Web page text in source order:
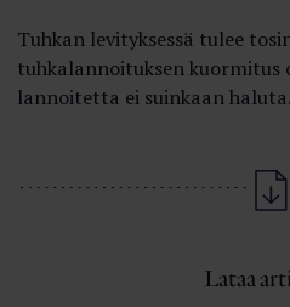
Tuhkan levityksessä tulee
tuhkalannoituksen kuormitus
lannoitetta ei suinkaan haluta.
Lataa